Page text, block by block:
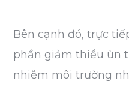
Bên cạnh đó, trực
phần giảm thiểu ùn
nhiễm môi trường